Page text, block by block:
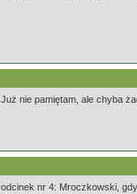
Już nie pamiętam, ale chyba
odcinek nr 4: Mroczkowski,